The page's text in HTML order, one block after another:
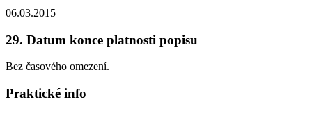
06.03.2015
29. Datum konce platnosti popisu
Bez časového omezení.
Praktické info